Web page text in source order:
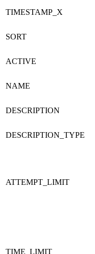
TIMESTAMP_X
SORT
ACTIVE
NAME
DESCRIPTION
DESCRIPTION_TYPE
ATTEMPT_LIMIT
TIME_LIMIT